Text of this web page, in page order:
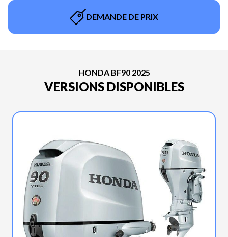
DEMANDE DE PRIX
HONDA BF90 2025
VERSIONS DISPONIBLES